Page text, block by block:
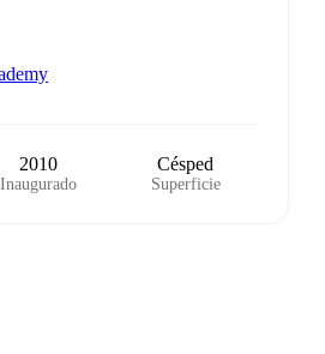
2010
Inaugurado
Césped
Superficie